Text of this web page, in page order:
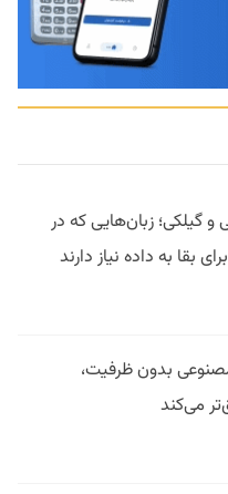
و گیلکی؛ زبان‌هایی که در
به داده نیاز دارند
بدون ظرفیت،
می‌کند